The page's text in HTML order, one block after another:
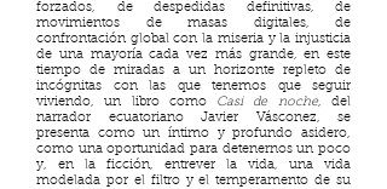
forzados, de despedidas definitivas, de
movimientos de masas digitales, de
confrontación global con la miseria y la injusticia
de una mayoría cada vez más grande, en este
tiempo de miradas a un horizonte repleto de
incógnitas con las que tenemos que seguir
viviendo, un libro como Casi de noche, del
narrador ecuatoriano Javier Vásconez, se
presenta como un íntimo y profundo asidero,
como una oportunidad para detenernos un poco
y, en la ficción, entrever la vida, una vida
modelada por el filtro y el temperamento de su